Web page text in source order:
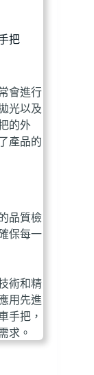
把
會進行
光以及
的外
產品的
品質檢
保每一
術和精
用先進
手把，
求。